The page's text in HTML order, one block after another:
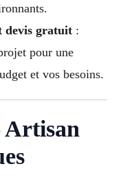
devis gratuit:
pour une
et vos besoins.
Artisan